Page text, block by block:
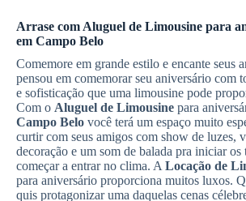
Arrase com Aluguel de Limousine para
em Campo Belo
Comemore em grande estilo e encante seus
pensou em comemorar seu aniversário com
e sofisticação que uma limousine pode
Com o Aluguel de Limousine para
Campo Belo você terá um espaço muito
curtir com seus amigos com show de luzes,
decoração e um som de balada pra iniciar os
começar a entrar no clima. A Locação de
para aniversário proporciona muitos luxos.
quis protagonizar uma daquelas cenas